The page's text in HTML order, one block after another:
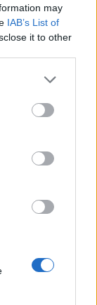
may
IAB’s List of
it to other
more Google
may click to
tags to
below Google
Hadjar,
FIA, logró
156
general,
cayó al